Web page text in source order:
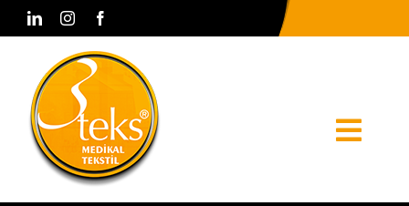
Skip